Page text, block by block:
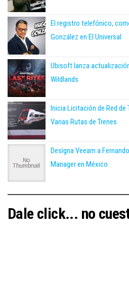
El registro telefónico,
González en El Universal
Ubisoft lanza
Wildlands
Inicia Licitación de Red
Varias Rutas de Trenes
Designa Veeam a
Manager en México
Dale click... no